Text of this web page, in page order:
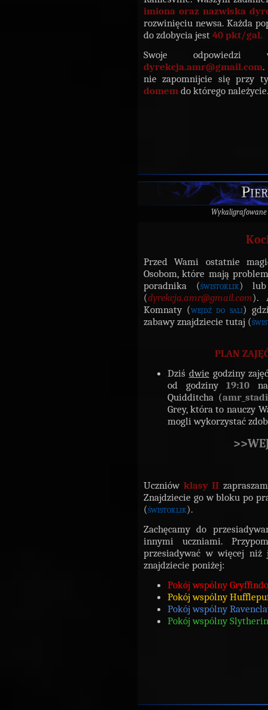
imiona oraz nazwiska
rozwinięciu newsa. Każda
do zdobycia jest 40 pkt/gal.
Swoje odpowiedzi
dyrekcja.amr@gmail.com.
nie zapomnijcie się przy
domem do którego
Przed Wami ostatnie
Osobom, które mają
poradnika (świstoklik) lub
(dyrekcja.amr@gmail.com).
Komnaty (wejdź do sali)
zabawy znajdziecie tutaj (
PLAN
Dziś dwie godziny
od godziny19:10
Quidditcha (
Grey, która to nauczy
mogli wykorzystać
Uczniów klasy II
Znajdziecie go w bloku po
(świstoklik).
Zachęcamy do
innymi uczniami.
przesiadywać w więcej niż
znajdziecie poniżej:
Pokój wspólny
Pokój wspólny
Pokój wspólny
Pokój wspólny